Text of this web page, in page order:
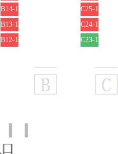
B14-1
C25-1
B13-1
C24-1
B12-1 C23-1